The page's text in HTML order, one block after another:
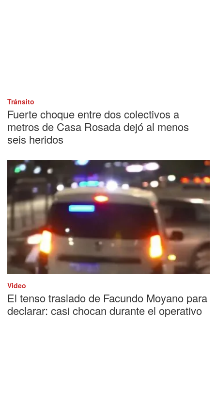
Tránsito
Fuerte choque entre dos colectivos a
metros de Casa Rosada dejó al menos
seis heridos
Video
El tenso traslado de Facundo Moyano para
declarar: casi chocan durante el operativo